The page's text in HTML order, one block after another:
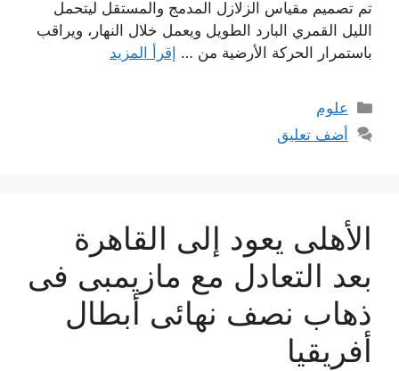
تم تصميم مقياس الزلازل المدمج والمستقل ليتحمل
الليل القمري البارد الطويل ويعمل خلال النهار، ويراقب
باستمرار الحركة الأرضية من … إقرأ المزيد
التصنيفات
علوم
أضف تعليق
الأهلى يعود إلى القاهرة
بعد التعادل مع مازيمبى فى
ذهاب نصف نهائى أبطال
أفريقيا